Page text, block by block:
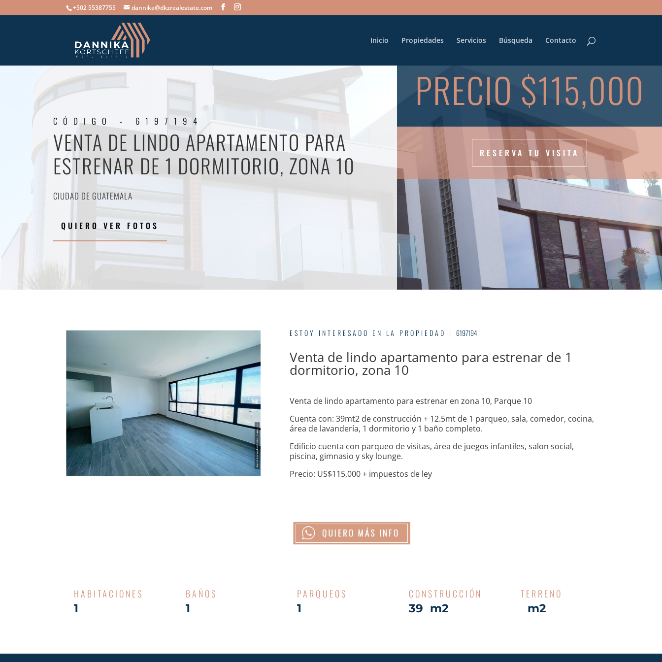
+502 55387755 dannika@dkzrealestate.com
Inicio Propiedades Servicios Búsqueda Contacto
CÓDIGO - 6197194
VENTA DE LINDO APARTAMENTO PARA
ESTRENAR DE 1 DORMITORIO, ZONA 10
CIUDAD DE GUATEMALA
QUIERO VER FOTOS
PRECIO $115,000
RESERVA TU VISITA
ESTOY INTERESADO EN LA PROPIEDAD : 6197194
Venta de lindo apartamento para estrenar de 1
dormitorio, zona 10
Venta de lindo apartamento para estrenar en zona 10, Parque 10
Cuenta con: 39mt2 de construcción + 12.5mt de 1 parqueo, sala, comedor, cocina,
área de lavandería, 1 dormitorio y 1 baño completo.
Edificio cuenta con parqueo de visitas, área de juegos infantiles, salon social,
piscina, gimnasio y sky lounge.
Precio: US$115,000 + impuestos de ley
HABITACIONES
1
BAÑOS
1
PARQUEOS
1
CONSTRUCCIÓN
39 m2
TERRENO
m2